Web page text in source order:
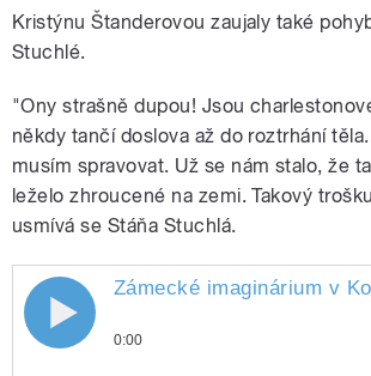
Kristýnu Štanderovou zaujaly také
Stuchlé.
"Ony strašně dupou! Jsou
někdy tančí doslova až do roztrhání
musím spravovat. Už se nám stalo, že
leželo zhroucené na zemi. Takový
usmívá se Stáňa Stuchlá.
Zámecké imaginárium v
Orlicí si nenechte ujít
Zámecké imaginárium v
0:00